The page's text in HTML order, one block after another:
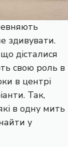
здивувати.
дісталися
свою роль в
в центрі
Так,
в одну мить
у